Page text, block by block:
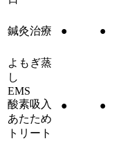
鍼灸治療 ● ●
よもぎ蒸
し
EMS
酸素吸入
あたため
トリート
● ●